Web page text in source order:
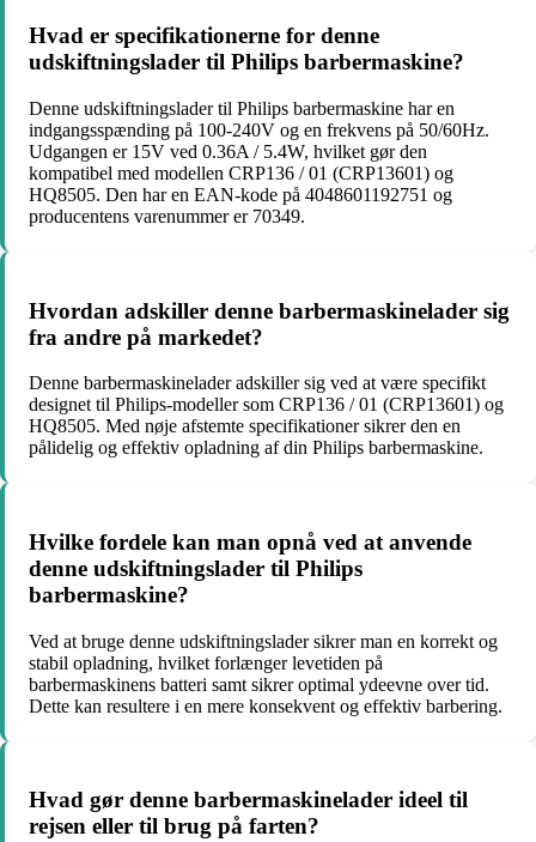
Hvad er specifikationerne for denne
udskiftningslader til Philips barbermaskine?
Denne udskiftningslader til Philips barbermaskine har en
indgangsspænding på 100-240V og en frekvens på 50/60Hz.
Udgangen er 15V ved 0.36A / 5.4W, hvilket gør den
kompatibel med modellen CRP136 / 01 (CRP13601) og
HQ8505. Den har en EAN-kode på 4048601192751 og
producentens varenummer er 70349.
Hvordan adskiller denne barbermaskinelader sig
fra andre på markedet?
Denne barbermaskinelader adskiller sig ved at være specifikt
designet til Philips-modeller som CRP136 / 01 (CRP13601) og
HQ8505. Med nøje afstemte specifikationer sikrer den en
pålidelig og effektiv opladning af din Philips barbermaskine.
Hvilke fordele kan man opnå ved at anvende
denne udskiftningslader til Philips
barbermaskine?
Ved at bruge denne udskiftningslader sikrer man en korrekt og
stabil opladning, hvilket forlænger levetiden på
barbermaskinens batteri samt sikrer optimal ydeevne over tid.
Dette kan resultere i en mere konsekvent og effektiv barbering.
Hvad gør denne barbermaskinelader ideel til
rejsen eller til brug på farten?